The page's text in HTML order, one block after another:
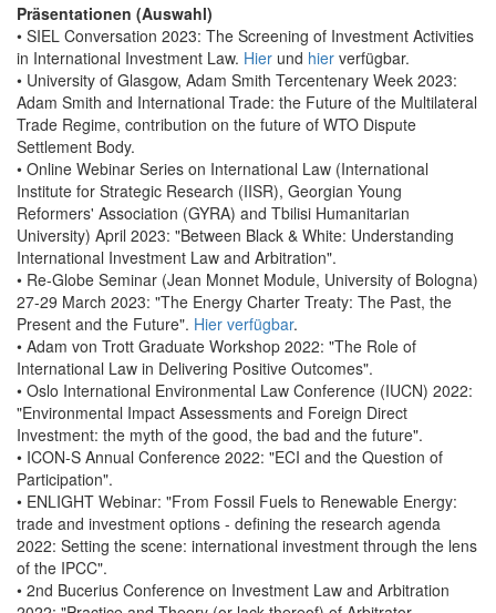
Präsentationen (Auswahl)
• SIEL Conversation 2023: The Screening of Investment Activities
in International Investment Law. Hier und hier verfügbar.
• University of Glasgow, Adam Smith Tercentenary Week 2023:
Adam Smith and International Trade: the Future of the Multilateral
Trade Regime, contribution on the future of WTO Dispute
Settlement Body.
• Online Webinar Series on International Law (International
Institute for Strategic Research (IISR), Georgian Young
Reformers' Association (GYRA) and Tbilisi Humanitarian
University) April 2023: "Between Black & White: Understanding
International Investment Law and Arbitration".
• Re-Globe Seminar (Jean Monnet Module, University of Bologna)
27-29 March 2023: "The Energy Charter Treaty: The Past, the
Present and the Future". Hier verfügbar.
• Adam von Trott Graduate Workshop 2022: "The Role of
International Law in Delivering Positive Outcomes".
• Oslo International Environmental Law Conference (IUCN) 2022:
"Environmental Impact Assessments and Foreign Direct
Investment: the myth of the good, the bad and the future".
• ICON-S Annual Conference 2022: "ECI and the Question of
Participation".
• ENLIGHT Webinar: "From Fossil Fuels to Renewable Energy:
trade and investment options - defining the research agenda
2022: Setting the scene: international investment through the lens
of the IPCC".
• 2nd Bucerius Conference on Investment Law and Arbitration